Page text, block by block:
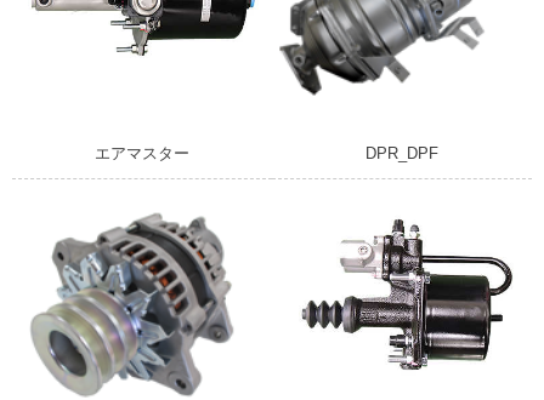
エアマスター DPR_DPF